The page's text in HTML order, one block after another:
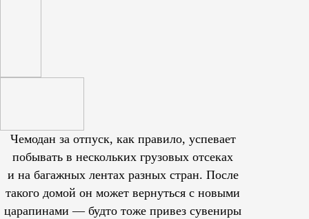
Чемодан за отпуск, как правило, успевает
побывать в нескольких грузовых отсеках
и на багажных лентах разных стран. После
такого домой он может вернуться с новыми
царапинами — будто тоже привез сувениры